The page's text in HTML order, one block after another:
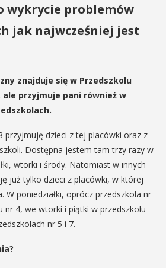
wykrycie problemów
jak najwcześniej jest
znajduje się w Przedszkolu
ale przyjmuje pani również w
przyjmuję dzieci z tej placówki oraz z
Dostępna jestem tam trzy razy w
wtorki i środy. Natomiast w innych
już tylko dzieci z placówki, w której
W poniedziałki, oprócz przedszkola nr
nr 4, we wtorki i piątki w przedszkolu
nr 5 i 7.